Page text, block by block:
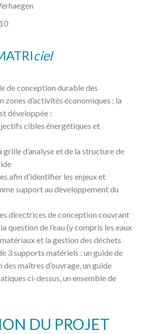
ciel
de conception durable des
zones d’activités économiques ; la
développée :
cibles énergétiques et
grille d’analyse et de la structure de
afin d’identifier les enjeux et
support au développement du
directrices de conception couvrant
question de l’eau (y compris les eaux
et la gestion des déchets
3 supports matériels : un guide de
maîtres d’ouvrage, un guide
ci-dessus, un ensemble de
DU PROJET